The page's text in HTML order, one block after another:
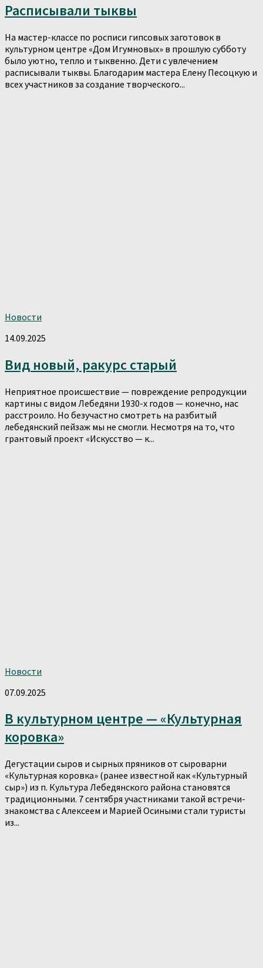
Расписывали тыквы
На мастер-классе по росписи гипсовых заготовок в
культурном центре «Дом Игумновых» в прошлую субботу
было уютно, тепло и тыквенно. Дети с увлечением
расписывали тыквы. Благодарим мастера Елену Песоцкую и
всех участников за создание творческого...
Новости
14.09.2025
Вид новый, ракурс старый
Неприятное происшествие — повреждение репродукции
картины с видом Лебедяни 1930-х годов — конечно, нас
расстроило. Но безучастно смотреть на разбитый
лебедянский пейзаж мы не смогли. Несмотря на то, что
грантовый проект «Искусство — к...
Новости
07.09.2025
В культурном центре — «Культурная
коровка»
Дегустации сыров и сырных пряников от сыроварни
«Культурная коровка» (ранее известной как «Культурный
сыр») из п. Культура Лебедянского района становятся
традиционными. 7 сентября участниками такой встречи-
знакомства с Алексеем и Марией Осиными стали туристы
из...